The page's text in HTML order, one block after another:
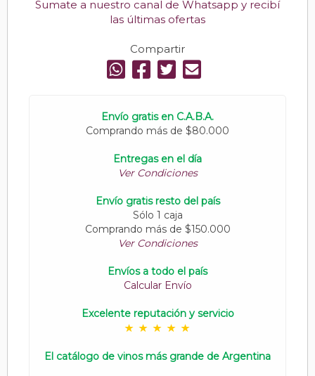
Sumate a nuestro canal de Whatsapp y recibí
las últimas ofertas
Compartir
Envío gratis en C.A.B.A.
Comprando más de $80.000
Entregas en el día
Ver Condiciones
Envío gratis resto del país
Sólo 1 caja
Comprando más de $150.000
Ver Condiciones
Envíos a todo el país
Calcular Envío
Excelente reputación y servicio
El catálogo de vinos más grande de Argentina